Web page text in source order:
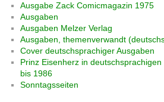
Ausgabe Zack Comicmagazin 1975
Ausgaben
Ausgaben Melzer Verlag
Ausgaben, themenverwandt
Cover deutschsprachiger Ausgaben
Prinz Eisenherz in
bis 1986
Sonntagsseiten